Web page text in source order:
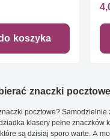
koszyka
znaczki
pocztowe? Samodzielnie
klasery pełne
są dzisiaj sporo warte. A